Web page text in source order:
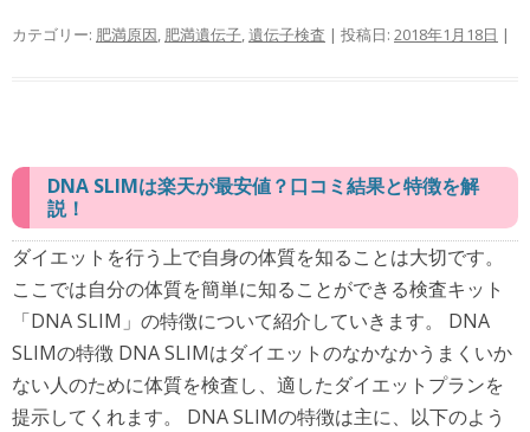
カテゴリー: 肥満原因, 肥満遺伝子,遺伝子検査 | 投稿日: 2018年1月18日 |
DNA SLIMは楽天が最安値？口コミ結果と特徴を解
説！
ダイエットを行う上で自身の体質を知ることは大切です。
ここでは自分の体質を簡単に知ることができる検査キット
「DNA SLIM」の特徴について紹介していきます。 DNA
SLIMの特徴 DNA SLIMはダイエットのなかなかうまくいか
ない人のために体質を検査し、適したダイエットプランを
提示してくれます。 DNA SLIMの特徴は主に、以下のよう